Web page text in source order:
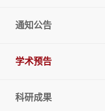
通知公告
学术预告
科研成果